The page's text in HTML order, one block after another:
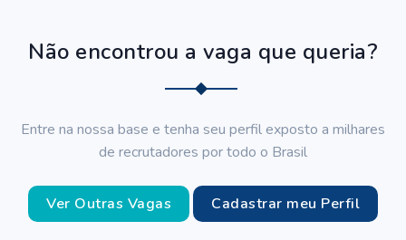
Não encontrou a vaga que queria?
Entre na nossa base e tenha seu perfil exposto a milhares
de recrutadores por todo o Brasil
Ver Outras Vagas Cadastrar meu Perfil